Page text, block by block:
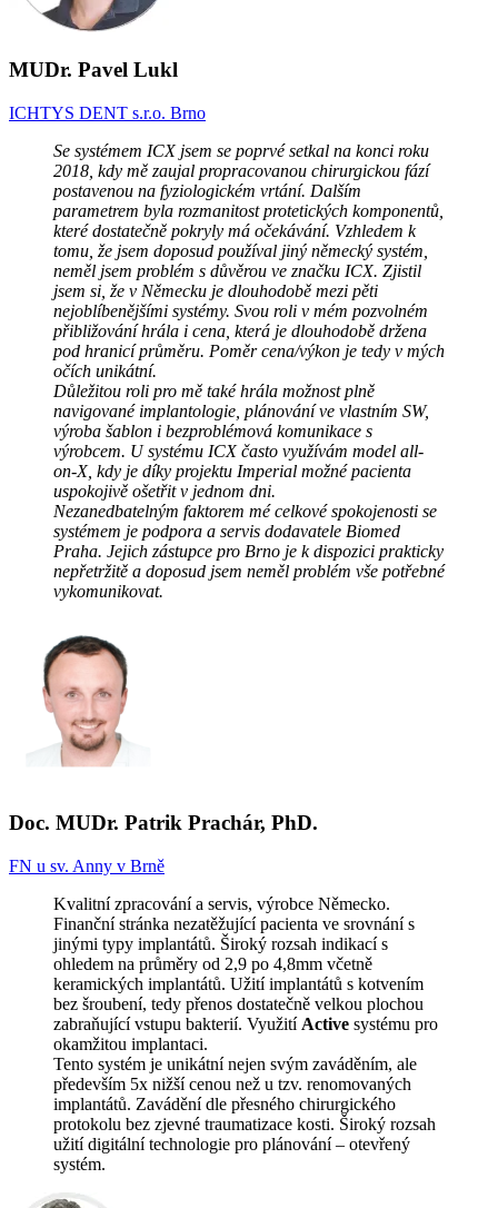
MUDr. Pavel Lukl
ICHTYS DENT s.r.o. Brno
Se systémem ICX jsem se poprvé setkal na konci roku
2018, kdy mě zaujal propracovanou chirurgickou fází
postavenou na fyziologickém vrtání. Dalším
parametrem byla rozmanitost protetických komponentů,
které dostatečně pokryly má očekávání. Vzhledem k
tomu, že jsem doposud používal jiný německý systém,
neměl jsem problém s důvěrou ve značku ICX. Zjistil
jsem si, že v Německu je dlouhodobě mezi pěti
nejoblíbenějšími systémy. Svou roli v mém pozvolném
přibližování hrála i cena, která je dlouhodobě držena
pod hranicí průměru. Poměr cena/výkon je tedy v mých
očích unikátní.
Důležitou roli pro mě také hrála možnost plně
navigované implantologie, plánování ve vlastním SW,
výroba šablon i bezproblémová komunikace s
výrobcem. U systému ICX často využívám model all-
on-X, kdy je díky projektu Imperial možné pacienta
uspokojivě ošetřit v jednom dni.
Nezanedbatelným faktorem mé celkové spokojenosti se
systémem je podpora a servis dodavatele Biomed
Praha. Jejich zástupce pro Brno je k dispozici prakticky
nepřetržitě a doposud jsem neměl problém vše potřebné
vykomunikovat.
Doc. MUDr. Patrik Prachár, PhD.
FN u sv. Anny v Brně
Kvalitní zpracování a servis, výrobce Německo.
Finanční stránka nezatěžující pacienta ve srovnání s
jinými typy implantátů. Široký rozsah indikací s
ohledem na průměry od 2,9 po 4,8mm včetně
keramických implantátů. Užití implantátů s kotvením
bez šroubení, tedy přenos dostatečně velkou plochou
zabraňující vstupu bakterií. Využití Active systému pro
okamžitou implantaci.
Tento systém je unikátní nejen svým zaváděním, ale
především 5x nižší cenou než u tzv. renomovaných
implantátů. Zavádění dle přesného chirurgického
protokolu bez zjevné traumatizace kosti. Široký rozsah
užití digitální technologie pro plánování – otevřený
systém.